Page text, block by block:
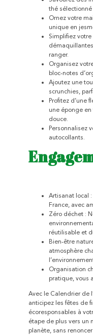
thé
Ornez votre
unique en
Simplifiez
ranger.
Organisez
bloc-notes
Ajoutez une
scrunchies,
Profitez d’une
une éponge
douce.
Personnalisez
autocollants.
Artisanat local
France, avec
Zéro déchet :
réutilisable et
Bien-être
atmosphère
Organisation
pratique, vous
Avec le Calendrier de
anticipez les fêtes de
écoresponsables à
étape de plus vers un
planète, sans